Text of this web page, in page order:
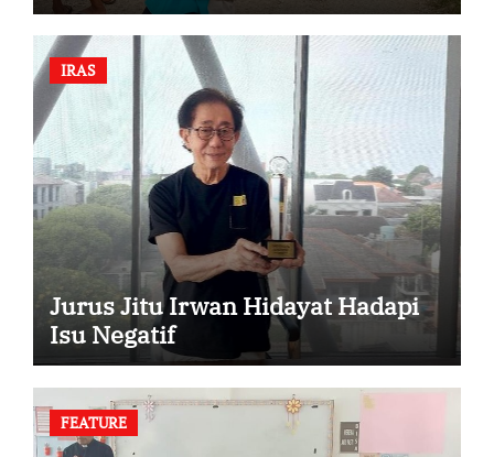
IRAS
Jurus Jitu Irwan Hidayat Hadapi
Isu Negatif
FEATURE